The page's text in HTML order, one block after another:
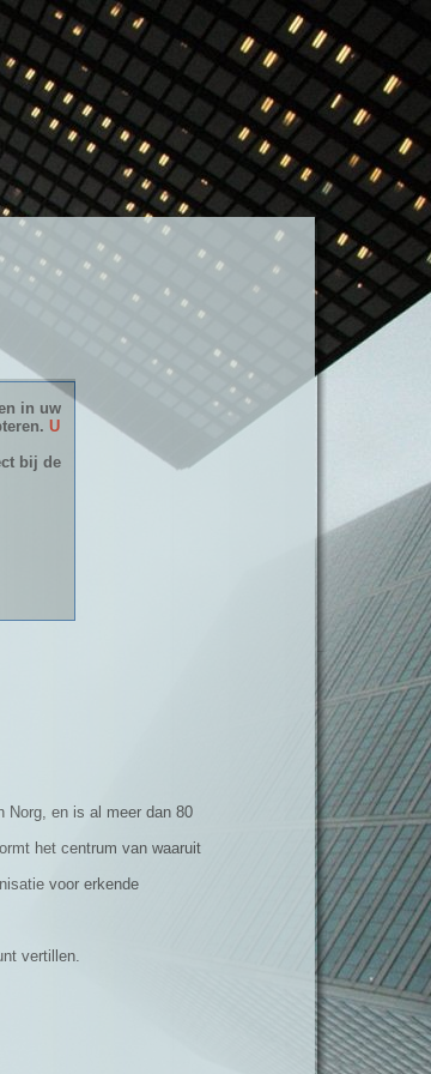
in uw
U
bij de
Norg, en is al meer dan 80
het centrum van waaruit
voor erkende
vertillen.